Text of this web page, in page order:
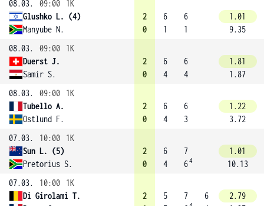
08.03.
09:00
1K
Glushko L. (4)
Manyube N.
2
0
6
1
6
1
1.01
9.35
08.03.
09:00
1K
Duerst J.
Samir S.
2
0
6
4
6
4
1.81
1.87
08.03.
09:00
1K
Tubello A.
Ostlund F.
2
0
6
4
6
3
1.22
3.72
07.03.
10:00
1K
Sun L. (5)
Pretorius S.
2
0
6
4
7
64
1.01
10.13
07.03.
10:00
1K
Di Girolami T.
2
5
7
6
2.79